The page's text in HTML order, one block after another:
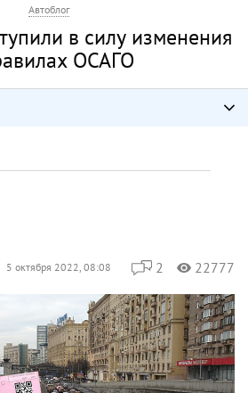
Автоблог
в силу изменения
ОСАГО
5 октября 2022, 08:08 2 22777